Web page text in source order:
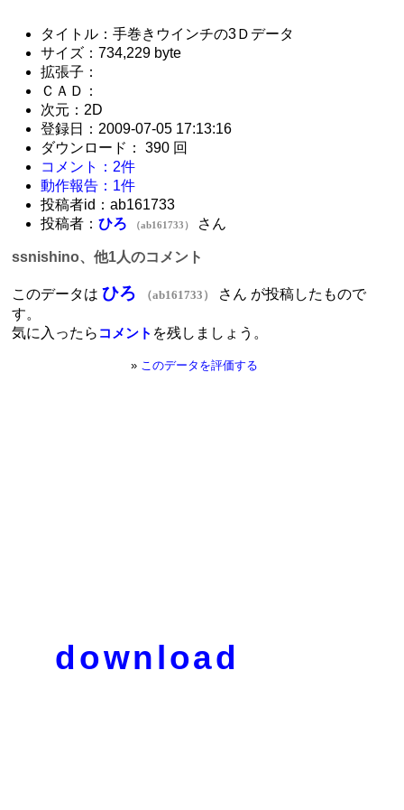
タイトル：手巻きウインチの3Ｄデータ
サイズ：734,229 byte
拡張子：
ＣＡＤ：
次元：2D
登録日：2009-07-05 17:13:16
ダウンロード： 390 回
コメント：2件
動作報告：1件
投稿者id：ab161733
投稿者：ひろ （ab161733） さん
ssnishino、他1人のコメント
このデータはひろ （ab161733）
さん が投稿したもので
す。
気に入ったら コメント を残しましょう。
» このデータを評価する
download